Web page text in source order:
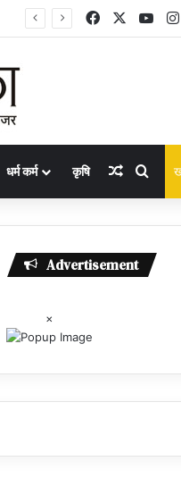
Facebook
धर्म कर्म कृषि Random
Advertisement
×